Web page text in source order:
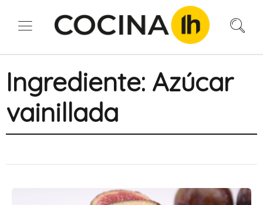
Ingrediente: Azúcar
vainillada